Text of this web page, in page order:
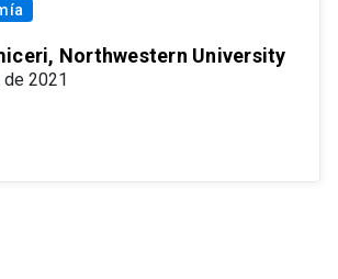
Northwestern University
2021